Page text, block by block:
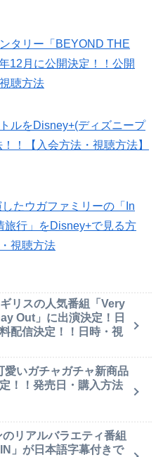
タリー「BEYOND THE
12月に公開決定！！公開
聴方法
ルをDisney+(ディズニープ
！【入会方法・視聴方法】
たウガファミリーの「In
旅行」をDisney+で見る方
視聴方法
リスの人気番組「Very
Out」に出演決定！日
配信決定！！日時・視
愛いガチャガチャ新商品
！！発売日・購入方法
のリアルバラエティ番組
」が日本語字幕付きで